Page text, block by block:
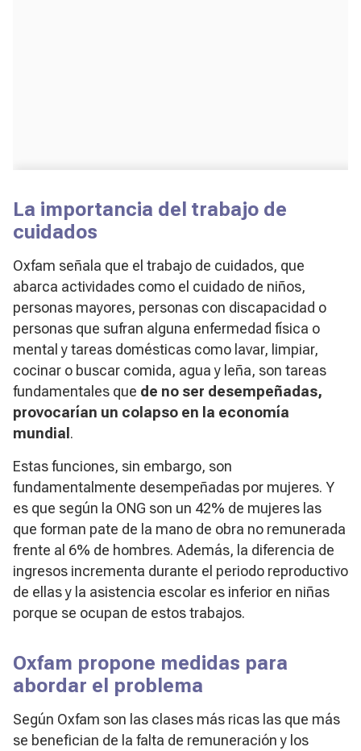
La importancia del trabajo de
cuidados
Oxfam señala que el trabajo de cuidados, que
abarca actividades como el cuidado de niños,
personas mayores, personas con discapacidad o
personas que sufran alguna enfermedad física o
mental y tareas domésticas como lavar, limpiar,
cocinar o buscar comida, agua y leña, son tareas
fundamentales que de no ser desempeñadas,
provocarían un colapso en la economía
mundial.
Estas funciones, sin embargo, son
fundamentalmente desempeñadas por mujeres. Y
es que según la ONG son un 42% de mujeres las
que forman pate de la mano de obra no remunerada
frente al 6% de hombres. Además, la diferencia de
ingresos incrementa durante el periodo reproductivo
de ellas y la asistencia escolar es inferior en niñas
porque se ocupan de estos trabajos.
Oxfam propone medidas para
abordar el problema
Según Oxfam son las clases más ricas las que más
se benefician de la falta de remuneración y los